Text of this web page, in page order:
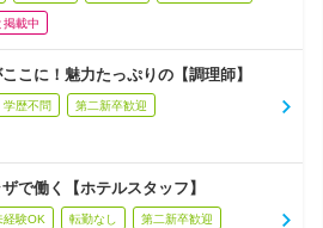
掲載中
こに！魅力たっぷりの【調理師】
学歴不問 第二新卒歓迎
で働く【ホテルスタッフ】
経験OK 転勤なし 第二新卒歓迎